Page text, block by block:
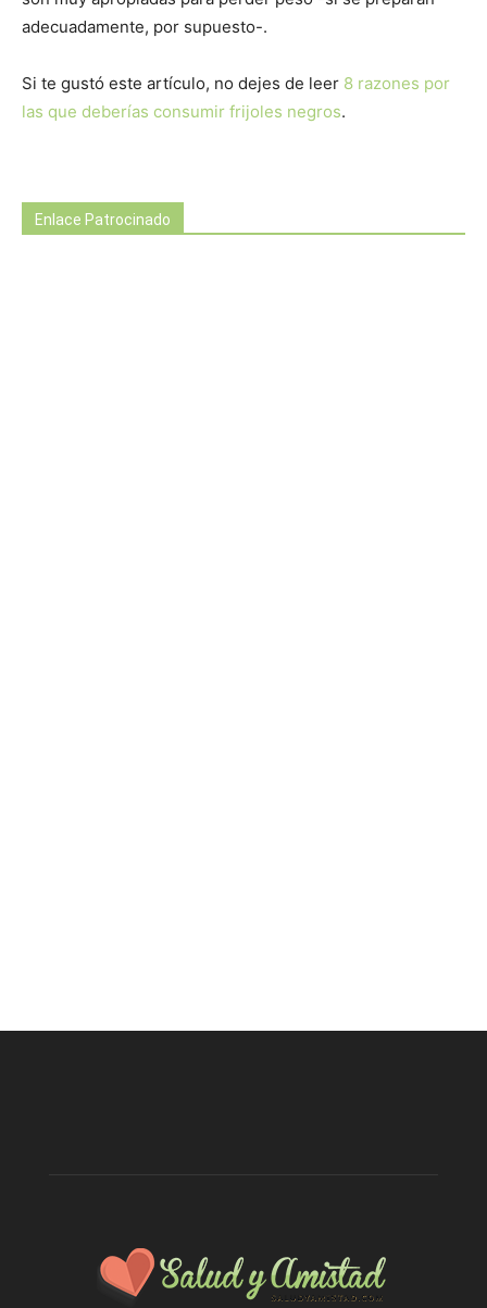
adecuadamente, por supuesto-.
Si te gustó este artículo, no dejes de leer 8 razones por
las que deberías consumir frijoles negros.
Enlace Patrocinado